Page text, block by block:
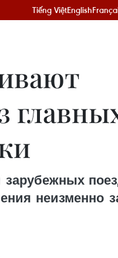
Tiếng ViệtEnglish
неизменно